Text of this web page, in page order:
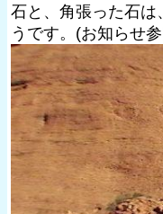
石と、角張った石は
うです。(お知らせ